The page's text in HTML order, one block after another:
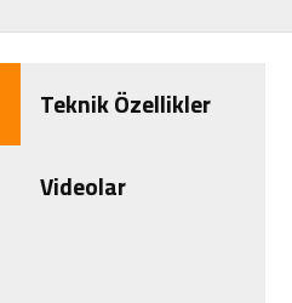
Teknik Özellikler
Videolar